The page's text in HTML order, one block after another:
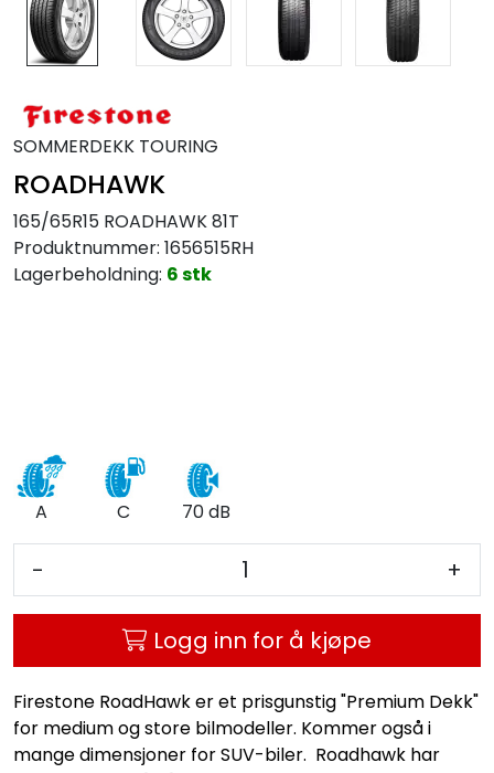
SOMMERDEKK TOURING
ROADHAWK
165/65R15 ROADHAWK 81T
Produktnummer: 1656515RH
Lagerbeholdning: 6 stk
A C 70 dB
- +
Logg inn for å kjøpe
Firestone RoadHawk er et prisgunstig "Premium Dekk"
for medium og store bilmodeller. Kommer også i
mange dimensjoner for SUV-biler. Roadhawk har